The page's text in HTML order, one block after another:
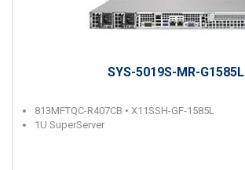
SYS-5019S-MR-G1585L
813MFTQC-R407CB • X11SSH-GF-1585L
1U SuperServer